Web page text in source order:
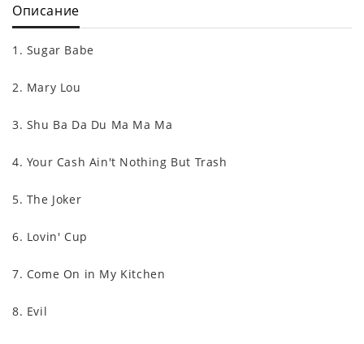
Описание
1. Sugar Babe
2. Mary Lou
3. Shu Ba Da Du Ma Ma Ma
4. Your Cash Ain't Nothing But Trash
5. The Joker
6. Lovin' Cup
7. Come On in My Kitchen
8. Evil